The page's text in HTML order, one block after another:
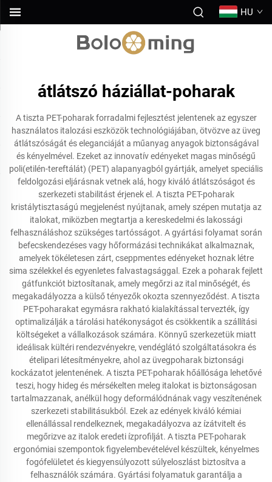
HU
átlátszó háziállat-poharak
A tiszta PET-poharak forradalmi fejlesztést jelentenek az egyszer
használatos italozási eszközök technológiájában, ötvözve az üveg
átlátszóságát és eleganciáját a műanyag anyagok biztonságával
és kényelmével. Ezeket az innovatív edényeket magas minőségű
poli(etilén-tereftálát) (PET) alapanyagból gyártják, amelyet speciális
feldolgozási eljárásnak vetnek alá, hogy kiváló átlátszóságot és
szerkezeti stabilitást érjenek el. A tiszta PET-poharak
kristálytisztaságú megjelenést nyújtanak, amely szépen mutatja az
italokat, miközben megtartja a kereskedelmi és lakossági
felhasználáshoz szükséges tartósságot. A gyártási folyamat során
befecskendezéses vagy hőformázási technikákat alkalmaznak,
amelyek tökéletesen zárt, cseppmentes edényeket hoznak létre
sima szélekkel és egyenletes falvastagsággal. Ezek a poharak fejlett
gátfunkciót biztosítanak, amely megőrzi az ital minőségét, és
megakadályozza a külső tényezők okozta szennyeződést. A tiszta
PET-poharakat egymásra rakható kialakítással tervezték, így
optimalizálják a tárolási hatékonyságot és csökkentik a szállítási
költségeket a vállalkozások számára. Könnyű szerkezetük miatt
ideálisak kültéri rendezvényekre, vendéglátó szolgáltatásokra és
ételipari létesítményekre, ahol az üvegpoharak biztonsági
kockázatot jelentenének. A tiszta PET-poharak hőállósága lehetővé
teszi, hogy hideg és mérsékelten meleg italokat is biztonságosan
tartalmazzanak, anélkül hogy deformálódnának vagy veszítenének
szerkezeti stabilitásukból. Ezek az edények kiváló kémiai
ellenállással rendelkeznek, megakadályozva az ízátvitelt és
megőrizve az italok eredeti ízprofilját. A tiszta PET-poharak
ergonómiai szempontok figyelembevételével készültek, kényelmes
fogófelületet és kiegyensúlyozott súlyeloszlást biztosítva a
felhasználók számára. Gyártási folyamatuk garantálja a